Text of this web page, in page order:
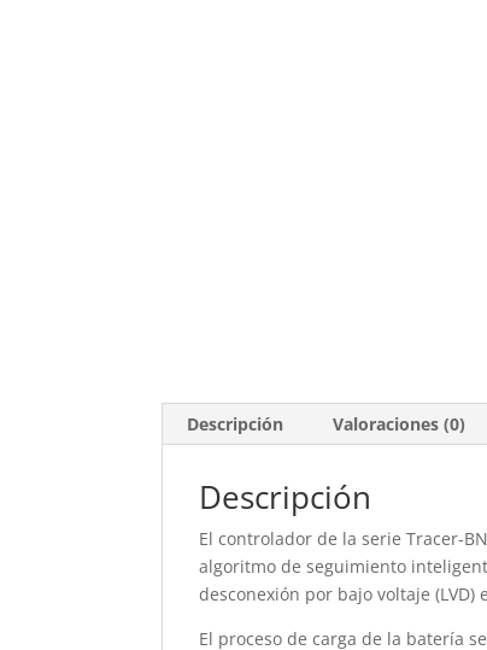
Descripción Valoraciones (0)
Descripción
El controlador de la serie Tracer-
algoritmo de seguimiento
desconexión por bajo voltaje
El proceso de carga de la batería